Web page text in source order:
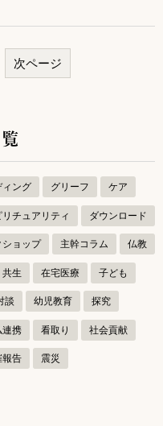
次ページ
ィング グリーフ ケア
リチュアリティ ダウンロード
ショップ 主幹コラム 仏教
共生 在宅医療 子ども
談 幼児教育 探究
連携 看取り 社会貢献
報告 震災